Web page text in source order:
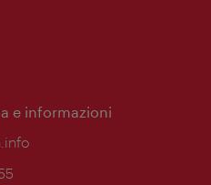
e informazioni